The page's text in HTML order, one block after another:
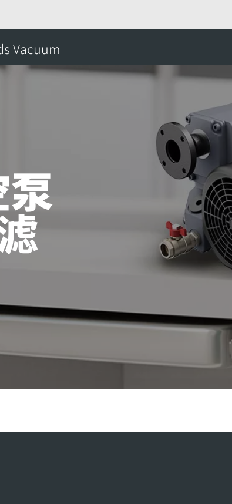
Vacuum
和可靠性至关重要。
泵上更换油和过滤器
程序。